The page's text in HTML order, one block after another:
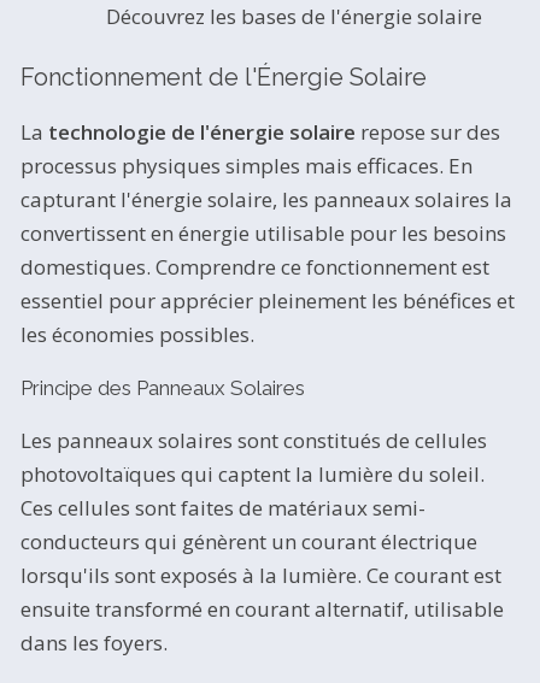
Découvrez les bases de l'énergie solaire
Fonctionnement de l'Énergie Solaire
La technologie de l'énergie solaire repose sur des
processus physiques simples mais efficaces. En
capturant l'énergie solaire, les panneaux solaires la
convertissent en énergie utilisable pour les besoins
domestiques. Comprendre ce fonctionnement est
essentiel pour apprécier pleinement les bénéfices et
les économies possibles.
Principe des Panneaux Solaires
Les panneaux solaires sont constitués de cellules
photovoltaïques qui captent la lumière du soleil.
Ces cellules sont faites de matériaux semi-
conducteurs qui génèrent un courant électrique
lorsqu'ils sont exposés à la lumière. Ce courant est
ensuite transformé en courant alternatif, utilisable
dans les foyers.